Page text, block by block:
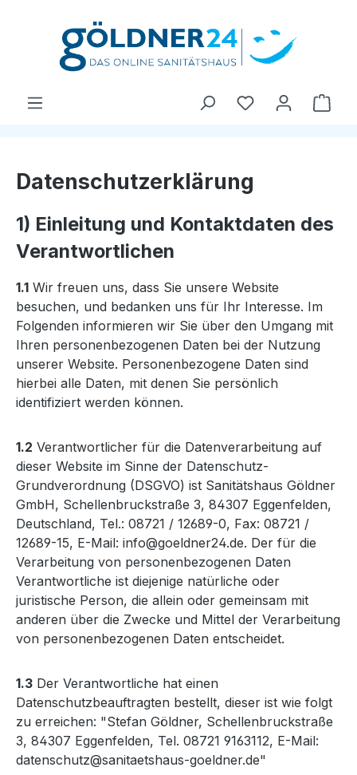
Zum Hauptinhalt springen
Du hast 0
Datenschutzerklärung
1) Einleitung und Kontaktdaten des
Verantwortlichen
1.1 Wir freuen uns, dass Sie unsere Website
besuchen, und bedanken uns für Ihr Interesse. Im
Folgenden informieren wir Sie über den Umgang mit
Ihren personenbezogenen Daten bei der Nutzung
unserer Website. Personenbezogene Daten sind
hierbei alle Daten, mit denen Sie persönlich
identifiziert werden können.
1.2 Verantwortlicher für die Datenverarbeitung auf
dieser Website im Sinne der Datenschutz-
Grundverordnung (DSGVO) ist Sanitätshaus Göldner
GmbH, Schellenbruckstraße 3, 84307 Eggenfelden,
Deutschland, Tel.: 08721 / 12689-0, Fax: 08721 /
12689-15, E-Mail: info@goeldner24.de. Der für die
Verarbeitung von personenbezogenen Daten
Verantwortliche ist diejenige natürliche oder
juristische Person, die allein oder gemeinsam mit
anderen über die Zwecke und Mittel der Verarbeitung
von personenbezogenen Daten entscheidet.
1.3 Der Verantwortliche hat einen
Datenschutzbeauftragten bestellt, dieser ist wie folgt
zu erreichen: "Stefan Göldner, Schellenbruckstraße
3, 84307 Eggenfelden, Tel. 08721 9163112, E-Mail:
datenschutz@sanitaetshaus-goeldner.de"